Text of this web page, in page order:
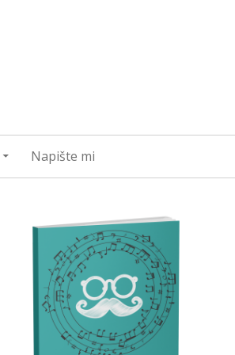
Napište mi